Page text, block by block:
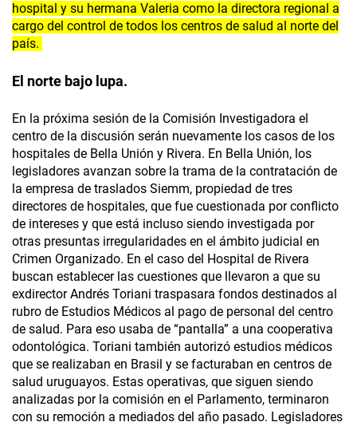
hospital y su hermana Valeria como la directora regional a
cargo del control de todos los centros de salud al norte del
país.
El norte bajo lupa.
En la próxima sesión de la Comisión Investigadora el
centro de la discusión serán nuevamente los casos de los
hospitales de Bella Unión y Rivera. En Bella Unión, los
legisladores avanzan sobre la trama de la contratación de
la empresa de traslados Siemm, propiedad de tres
directores de hospitales, que fue cuestionada por conflicto
de intereses y que está incluso siendo investigada por
otras presuntas irregularidades en el ámbito judicial en
Crimen Organizado. En el caso del Hospital de Rivera
buscan establecer las cuestiones que llevaron a que su
exdirector Andrés Toriani traspasara fondos destinados al
rubro de Estudios Médicos al pago de personal del centro
de salud. Para eso usaba de “pantalla” a una cooperativa
odontológica. Toriani también autorizó estudios médicos
que se realizaban en Brasil y se facturaban en centros de
salud uruguayos. Estas operativas, que siguen siendo
analizadas por la comisión en el Parlamento, terminaron
con su remoción a mediados del año pasado. Legisladores